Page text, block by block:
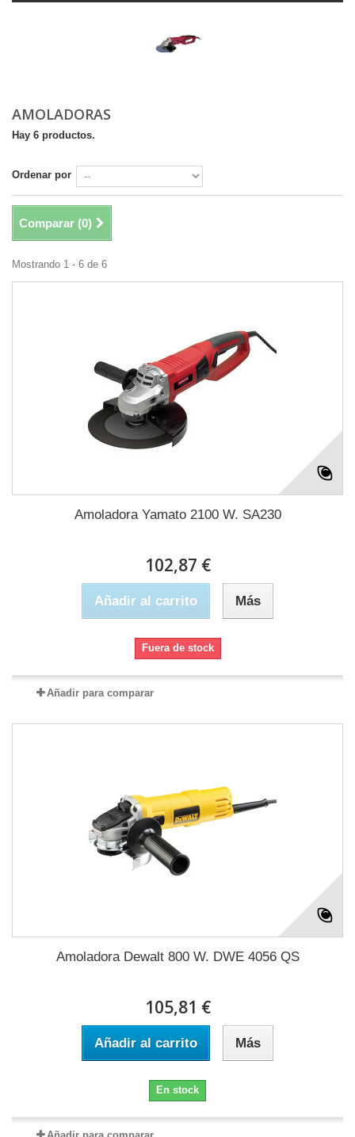
AMOLADORAS
Hay 6 productos.
Ordenar por
Comparar (0)
Mostrando 1 - 6 de 6
Amoladora Yamato 2100 W. SA230
102,87 €
Añadir al carrito Más
Fuera de stock
Añadir para comparar
Amoladora Dewalt 800 W. DWE 4056 QS
105,81 €
Añadir al carrito Más
En stock